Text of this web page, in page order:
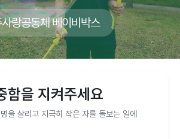
랑공동체 베이비박스
함을 지켜주세요
을 살리고 지극히 작은 자를 돌보는 일에